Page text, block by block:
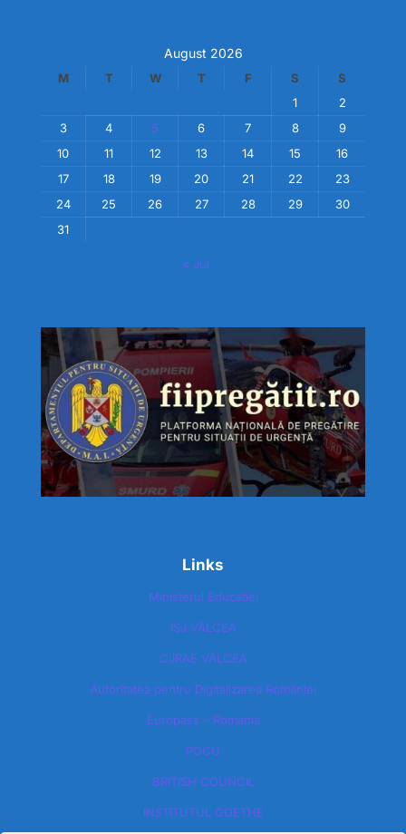
August 2026
M T W T F S
S
1
2
3
4 5 6 7 8
9
10
11 12 13 14 15
16
17
18 19 20 21 22
23
24
25 26 27 28 29
30
31
« Jul
Links
Ministerul Educatiei
ISJ VÂLCEA
CJRAE VÂLCEA
Autoritatea pentru Digitalizarea României​
Europass – Romania
POCU
BRITISH COUNCIL
INSTITUTUL GOETHE